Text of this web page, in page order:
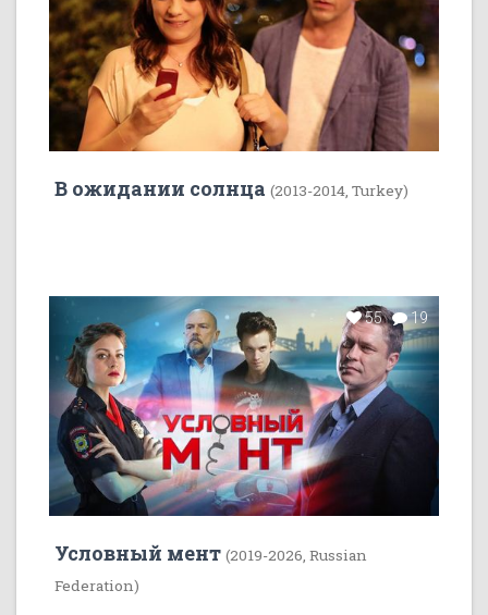
В ожидании солнца (2013-2014, Turkey)
55 19
Условный мент (2019-2026, Russian
Federation)